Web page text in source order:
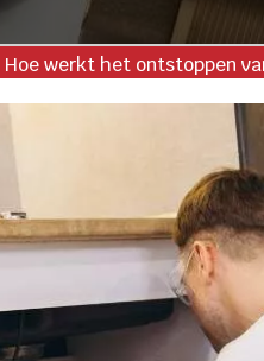
Hoe werkt het ontstoppen